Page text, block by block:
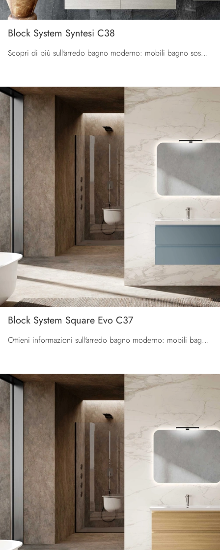
Block System Syntesi C38
Scopri di più sull'arredo bagno moderno: mobili bagno sospesi in melaminico come il modello Block System Syntesi C38 di Baxar ti attendono.
Block System Square Evo C37
Ottieni informazioni sull'arredo bagno moderno: mobili bagno sospesi in laccato opaco come il modello Block System Square Evo C37 di Baxar ti ...